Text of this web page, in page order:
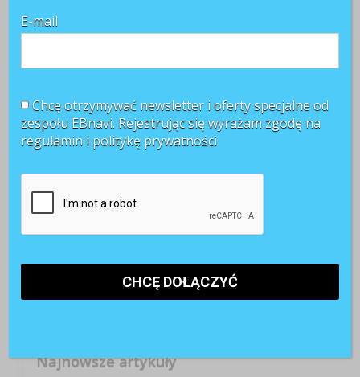
Najnowsze artykuły
E-mail
Chcę otrzymywać newsletter i oferty specjalne od
zespołu EBnavi. Rejestrując się wyrażam zgodę na
regulamin i politykę prywatności